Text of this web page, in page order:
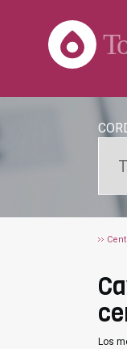
Los